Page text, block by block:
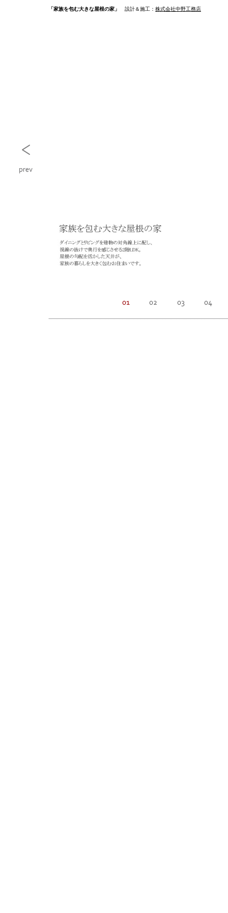
「家族を包む大きな屋根の家」 設計＆施工： 株式会社中野工務店